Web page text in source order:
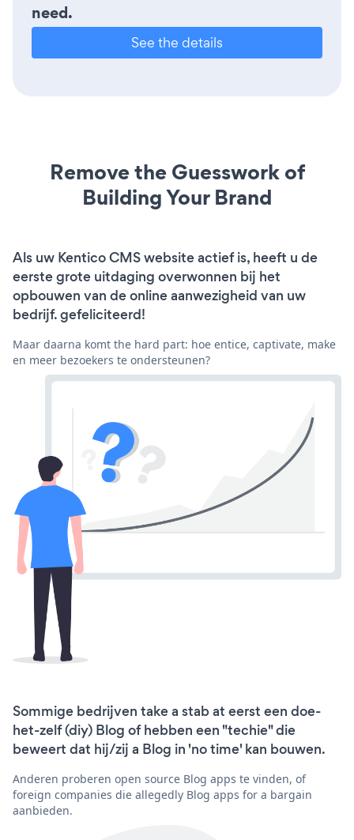
need.
See the details
Remove the Guesswork of
Building Your Brand
Als uw Kentico CMS website actief is, heeft u de
eerste grote uitdaging overwonnen bij het
opbouwen van de online aanwezigheid van uw
bedrijf. gefeliciteerd!
Maar daarna komt the hard part: hoe entice, captivate, make
en meer bezoekers te ondersteunen?
Sommige bedrijven take a stab at eerst een doe-
het-zelf (diy) Blog of hebben een "techie" die
beweert dat hij/zij a Blog in 'no time' kan bouwen.
Anderen proberen open source Blog apps te vinden, of
foreign companies die allegedly Blog apps for a bargain
aanbieden.